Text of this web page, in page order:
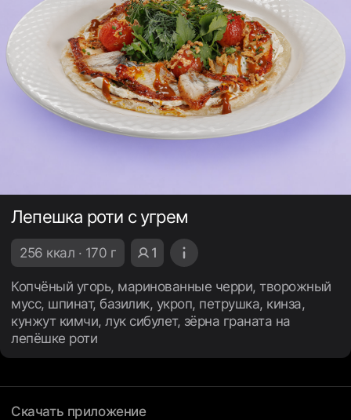
Лепешка роти с угрем
256 ккал · 170 г 1
Копчёный угорь, маринованные черри, творожный
мусс, шпинат, базилик, укроп, петрушка, кинза,
кунжут кимчи, лук сибулет, зёрна граната на
лепёшке роти
Скачать приложение